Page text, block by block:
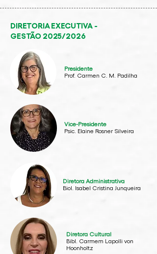
DIRETORIA EXECUTIVA -
GESTÃO 2025/2026
Presidente
Prof. Carmen C. M. Padilha
Vice-Presidente
Psic. Elaine Rosner Silveira
Diretora Administrativa
Biol. Isabel Cristina Junqueira
Diretora Cultural
Bibl. Carmem Lapolli von
Hoonholtz